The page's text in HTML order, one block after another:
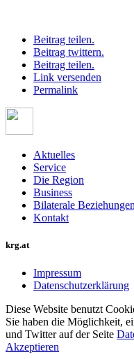
Beitrag teilen.
Beitrag twittern.
Beitrag teilen.
Link versenden
Permalink
Aktuelles
Service
Die Region
Business
Bilaterale Beziehungen
Kontakt
krg.at
Impressum
Datenschutzerklärung
Diese Website benutzt
Sie haben die Möglichkeit,
und Twitter auf der Seite
Akzeptieren